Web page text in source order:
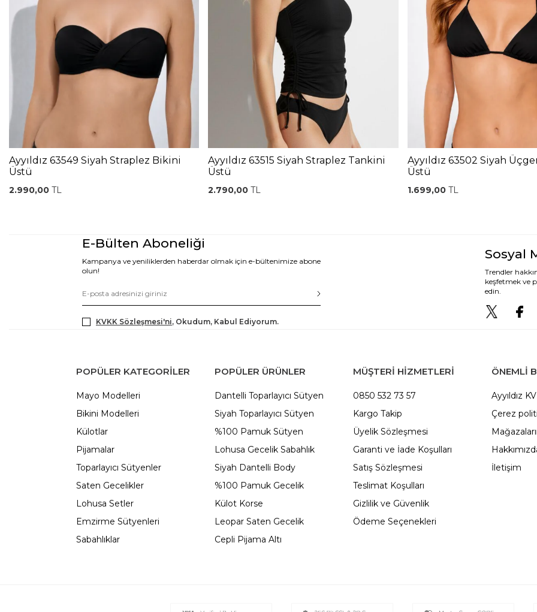
Ayyıldız 63549 Siyah Straplez Bikini
Üstü
2.990,00 TL
Ayyıldız 63515 Siyah Straplez Tankini
Üstü
2.790,00 TL
Ayyıldız 63502 Siyah
Üstü
1.699,00TL
E-Bülten Aboneliği
Kampanya ve yeniliklerden haberdar olmak için e-bültenimize abone
olun!
KVKK Sözleşmesi'ni, Okudum, Kabul Ediyorum.
Sosyal
Trendler
keşfetmek ve
edin.
POPÜLER KATEGORILER
Mayo Modelleri
Bikini Modelleri
Külotlar
Pijamalar
Toparlayıcı Sütyenler
Saten Gecelikler
Lohusa Setler
Emzirme Sütyenleri
Sabahlıklar
POPÜLER ÜRÜNLER
Dantelli Toparlayıcı Sütyen
Siyah Toparlayıcı Sütyen
%100 Pamuk Sütyen
Lohusa Gecelik Sabahlık
Siyah Dantelli Body
%100 Pamuk Gecelik
Külot Korse
Leopar Saten Gecelik
Cepli Pijama Altı
MÜŞTERİ HİZMETLERİ
0850 532 73 57
Kargo Takip
Üyelik Sözleşmesi
Garanti ve İade Koşulları
Satış Sözleşmesi
Teslimat Koşulları
Gizlilik ve Güvenlik
Ödeme Seçenekleri
ÖNEMLI
Ayyıldız
Çerez
İletişim